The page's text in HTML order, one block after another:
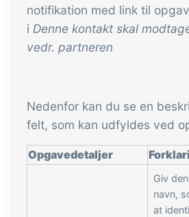
notifikation med link til
i Denne kontakt skal
vedr. partneren
Nedenfor kan du se en
felt, som kan udfyldes ved
Opgavedetaljer
Giv
navn,
at